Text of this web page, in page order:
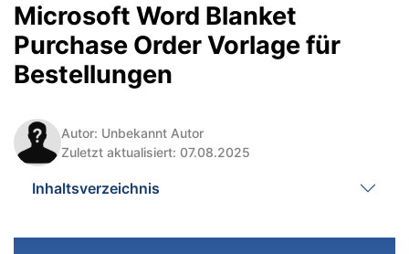
Microsoft Word Blanket
Purchase Order Vorlage für
Bestellungen
Autor: Unbekannt Autor
Zuletzt aktualisiert: 07.08.2025
Inhaltsverzeichnis